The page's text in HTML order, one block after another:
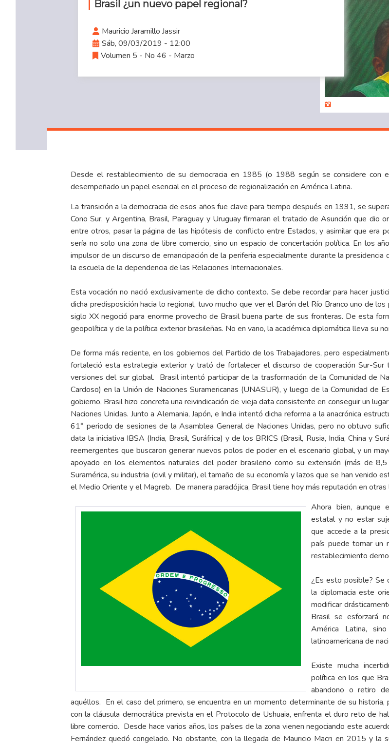
Brasil ¿un nuevo papel regional?
Mauricio Jaramillo Jassir
Sáb, 09/03/2019 - 12:00
Volumen 5 - No 46 - Marzo
Desde el restablecimiento de su democracia en 1985 (o 1988 según se considere con
desempeñado un papel esencial en el proceso de regionalización en América Latina.
La transición a la democracia de esos años fue clave para tiempo después en 1991, se
Cono Sur, y Argentina, Brasil, Paraguay y Uruguay firmaran el tratado de Asunción que dio
entre otros, pasar la página de las hipótesis de conflicto entre Estados, y asimilar que era
sería no solo una zona de libre comercio, sino un espacio de concertación política. En los
impulsor de un discurso de emancipación de la periferia especialmente durante la
la escuela de la dependencia de las Relaciones Internacionales.
Esta vocación no nació exclusivamente de dicho contexto. Se debe recordar para hacer
dicha predisposición hacia lo regional, tuvo mucho que ver el Barón del Río Branco uno de
siglo XX negoció para enorme provecho de Brasil buena parte de sus fronteras. De esta
geopolítica y de la política exterior brasileñas. No en vano, la académica diplomática lleva su
De forma más reciente, en los gobiernos del Partido de los Trabajadores, pero
fortaleció esta estrategia exterior y trató de fortalecer el discurso de cooperación Sur-
versiones del sur global. Brasil intentó participar de la trasformación de la Comunidad de
Cardoso) en la Unión de Naciones Suramericanas (UNASUR), y luego de la Comunidad de
gobierno, Brasil hizo concreta una reivindicación de vieja data consistente en conseguir un
Naciones Unidas. Junto a Alemania, Japón, e India intentó dicha reforma a la anacrónica
61° periodo de sesiones de la Asamblea General de Naciones Unidas, pero no obtuvo
data la iniciativa IBSA (India, Brasil, Suráfrica) y de los BRICS (Brasil, Rusia, India, China y
reemergentes que buscaron generar nuevos polos de poder en el escenario global, y un
apoyado en los elementos naturales del poder brasileño como su extensión (más de
Suramérica, su industria (civil y militar), el tamaño de su economía y lazos que se han venido
el Medio Oriente y el Magreb. De manera paradójica, Brasil tiene hoy más reputación en
Ahora bien, aunque
estatal y no estar
que accede a la
país puede tomar un
restablecimiento
¿Es esto posible? Se
la diplomacia este
modificar
Brasil se esforzará
América Latina,
latinoamericana de
Existe mucha
política en los que
abandono o retiro
aquéllos. En el caso del primero, se encuentra en un momento determinante de su
con la cláusula democrática prevista en el Protocolo de Ushuaia, enfrenta el duro reto de
libre comercio. Desde hace varios años, los países de la zona vienen negociando este
Fernández quedó congelado. No obstante, con la llegada de Mauricio Macri en 2015 y la